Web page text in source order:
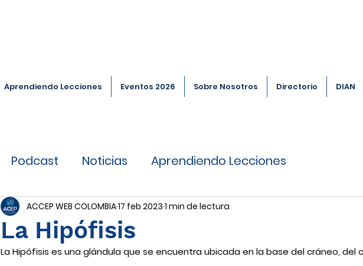
Aprendiendo Lecciones Eventos 2026 Sobre Nosotros Directorio DIAN
Podcast Noticias Aprendiendo Lecciones
La Hipófisis
ACCEP WEB COLOMBIA17 feb 2023 1 min de lectura
La Hipófisis es una glándula que se encuentra ubicada en la base del cráneo, del